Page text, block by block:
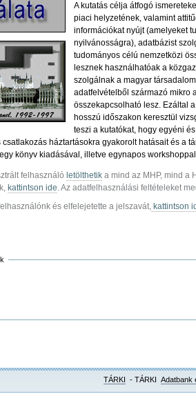
A kutatás célja átfogó
piaci helyzetének, valamint
információkat nyújt (amelyeket
nyilvánosságra), adatbázist
tudományos célú nemzetközi
lesznek használhatóak a
szolgálnak a magyar
adatfelvételből származó mikro
összekapcsolható lesz. Ezáltal
hosszú időszakon keresztül
teszi a kutatókat, hogy egyéni
háztartásokra gyakorolt hatásait és a
könyv kiadásával, illetve egynapos
felhasználó letölthetika mind az MHP, mind a
kattintson ide. Az adatfelhasználási feltételeket
és elfelejetette a jelszavát,kattintson
TÁRKI - TÁRKI Adatbank